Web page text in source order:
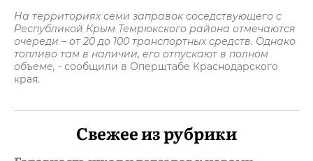
На территориях семи заправок соседствующего с
Республикой Крым Темрюкского района отмечаются
очереди – от 20 до 100 транспортных средств. Однако
топливо там в наличии, его отпускают в полном
объеме, - сообщили в Оперштабе Краснодарского
края.
Свежее из рубрики